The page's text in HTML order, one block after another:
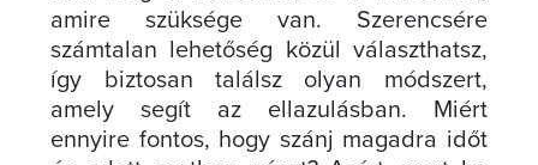
amire szüksége van. Szerencsére
számtalan lehetőség közül választhatsz,
így biztosan találsz olyan módszert,
amely segít az ellazulásban. Miért
ennyire fontos, hogy szánj magadra időt